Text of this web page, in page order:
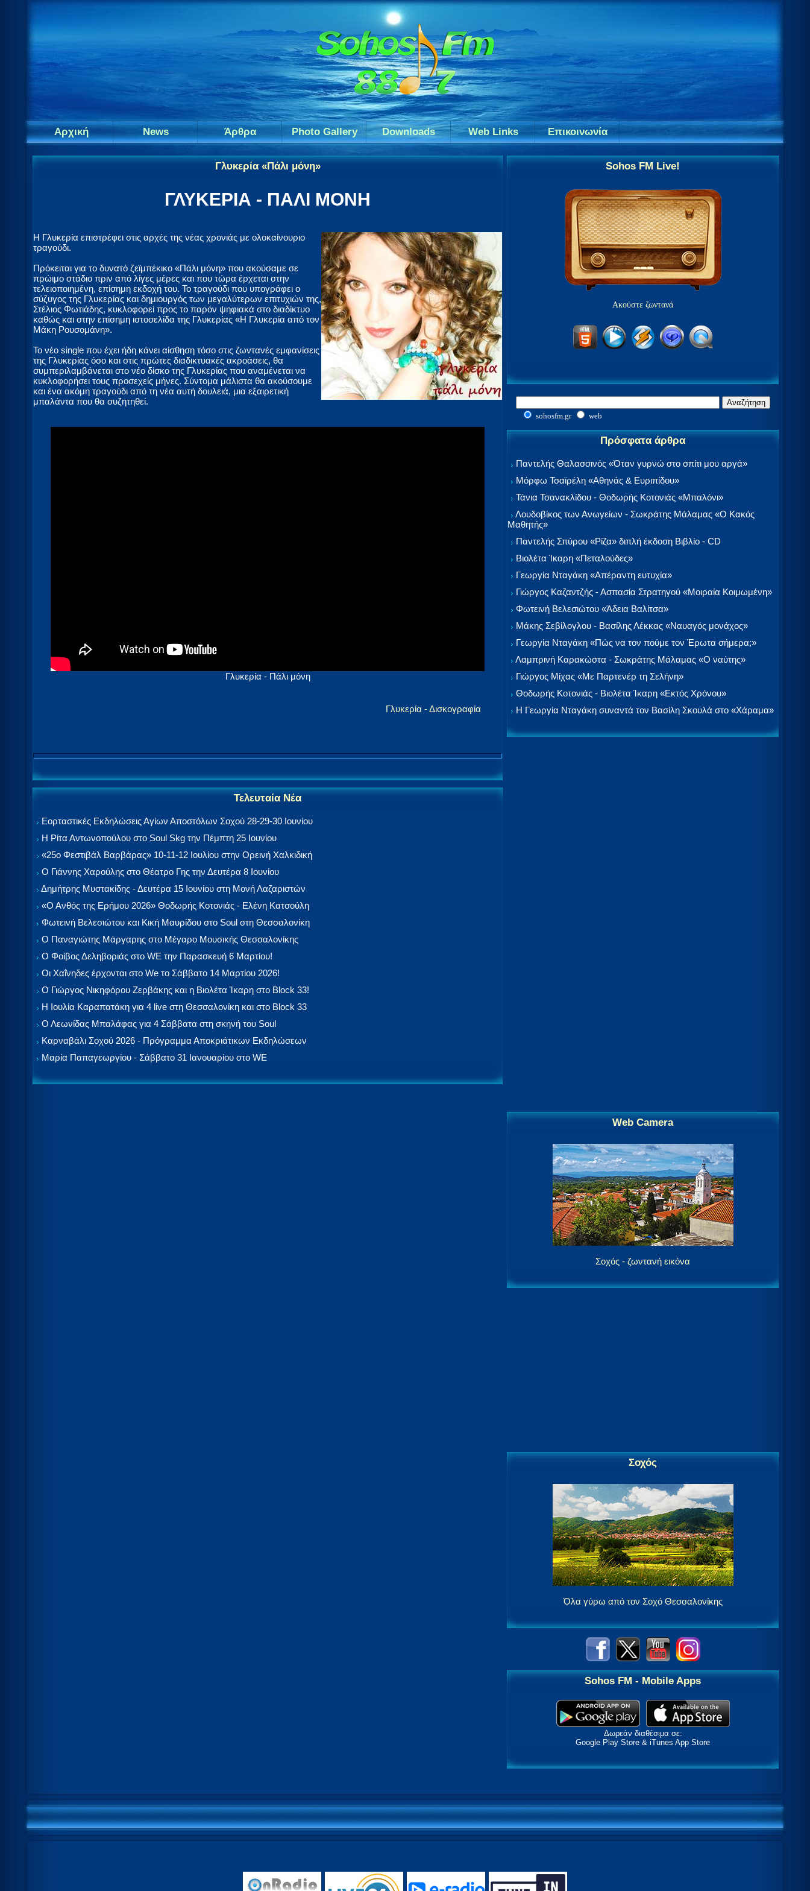
Αρχική News Άρθρα Photo Gallery Downloads Web Links Επικοινωνία
Γλυκερία «Πάλι μόνη»
ΓΛΥΚΕΡΙΑ - ΠΑΛΙ ΜΟΝΗ
Η Γλυκερία επιστρέφει στις αρχές της νέας χρονιάς με ολοκαίνουριο
τραγούδι.
Πρόκειται για το δυνατό ζεϊμπέκικο «Πάλι μόνη» που ακούσαμε σε
πρώιμο στάδιο πριν από λίγες μέρες και που τώρα έρχεται στην
τελειοποιημένη, επίσημη εκδοχή του. Το τραγούδι που υπογράφει ο
σύζυγος της Γλυκερίας και δημιουργός των μεγαλύτερων επιτυχιών της,
Στέλιος Φωτιάδης, κυκλοφορεί προς το παρόν ψηφιακά στο διαδίκτυο
καθώς και στην επίσημη ιστοσελίδα της Γλυκερίας «Η Γλυκερία από τον
Μάκη Ρουσομάνη».
Το νέο single που έχει ήδη κάνει αίσθηση τόσο στις ζωντανές εμφανίσεις
της Γλυκερίας όσο και στις πρώτες διαδικτυακές ακροάσεις, θα
συμπεριλαμβάνεται στο νέο δίσκο της Γλυκερίας που αναμένεται να
κυκλοφορήσει τους προσεχείς μήνες. Σύντομα μάλιστα θα ακούσουμε
και ένα ακόμη τραγούδι από τη νέα αυτή δουλειά, μια εξαιρετική
μπαλάντα που θα συζητηθεί.
Γλυκερία - Πάλι μόνη
Γλυκερία - Δισκογραφία
Τελευταία Νέα
Εορταστικές Εκδηλώσεις Αγίων Αποστόλων Σοχού 28-29-30 Ιουνίου
Η Ρίτα Αντωνοπούλου στο Soul Skg την Πέμπτη 25 Ιουνίου
«25ο Φεστιβάλ Βαρβάρας» 10-11-12 Ιουλίου στην Ορεινή Χαλκιδική
Ο Γιάννης Χαρούλης στο Θέατρο Γης την Δευτέρα 8 Ιουνίου
Δημήτρης Μυστακίδης - Δευτέρα 15 Ιουνίου στη Μονή Λαζαριστών
«Ο Ανθός της Ερήμου 2026» Θοδωρής Κοτονιάς - Ελένη Κατσούλη
Φωτεινή Βελεσιώτου και Κική Μαυρίδου στο Soul στη Θεσσαλονίκη
Ο Παναγιώτης Μάργαρης στο Μέγαρο Μουσικής Θεσσαλονίκης
Ο Φοίβος Δεληβοριάς στο WE την Παρασκευή 6 Μαρτίου!
Οι Χαΐνηδες έρχονται στο We το Σάββατο 14 Μαρτίου 2026!
Ο Γιώργος Νικηφόρου Ζερβάκης και η Βιολέτα Ίκαρη στο Block 33!
Η Ιουλία Καραπατάκη για 4 live στη Θεσσαλονίκη και στο Block 33
Ο Λεωνίδας Μπαλάφας για 4 Σάββατα στη σκηνή του Soul
Καρναβάλι Σοχού 2026 - Πρόγραμμα Αποκριάτικων Εκδηλώσεων
Μαρία Παπαγεωργίου - Σάββατο 31 Ιανουαρίου στο WE
Sohos FM Live!
Ακούστε ζωντανά
sohosfm.gr web
Πρόσφατα άρθρα
Παντελής Θαλασσινός «Όταν γυρνώ στο σπίτι μου αργά»
Μόρφω Τσαϊρέλη «Αθηνάς & Ευριπίδου»
Τάνια Τσανακλίδου - Θοδωρής Κοτονιάς «Μπαλόνι»
Λουδοβίκος των Ανωγείων - Σωκράτης Μάλαμας «Ο Κακός
Μαθητής»
Παντελής Σπύρου «Ρίζα» διπλή έκδοση Βιβλίο - CD
Βιολέτα Ίκαρη «Πεταλούδες»
Γεωργία Νταγάκη «Aπέραντη ευτυχία»
Γιώργος Καζαντζής - Ασπασία Στρατηγού «Μοιραία Κοιμωμένη»
Φωτεινή Βελεσιώτου «Άδεια Βαλίτσα»
Μάκης Σεβίλογλου - Βασίλης Λέκκας «Ναυαγός μονάχος»
Γεωργία Νταγάκη «Πώς να τον πούμε τον Έρωτα σήμερα;»
Λαμπρινή Καρακώστα - Σωκράτης Μάλαμας «Ο ναύτης»
Γιώργος Μίχας «Με Παρτενέρ τη Σελήνη»
Θοδωρής Κοτονιάς - Βιολέτα Ίκαρη «Εκτός Χρόνου»
Η Γεωργία Νταγάκη συναντά τον Βασίλη Σκουλά στο «Χάραμα»
Web Camera
Σοχός - ζωντανή εικόνα
Σοχός
Όλα γύρω από τον Σοχό Θεσσαλονίκης
Sohos FM - Mobile Apps
Δωρεάν διαθέσιμα σε:
Google Play Store & iTunes App Store